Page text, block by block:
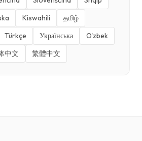
Kiswahili
தமிழ்
Türkçe Українська
O'zbek
中文 繁體中文